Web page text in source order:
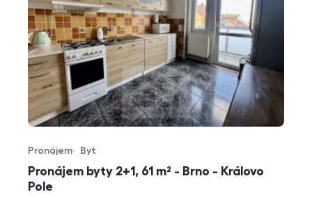
Pronájem byty 2+1, 61 m² - Brno - Královo
Pole
Typ nabídky
Pronájem
Typ nemovitosti
Byt